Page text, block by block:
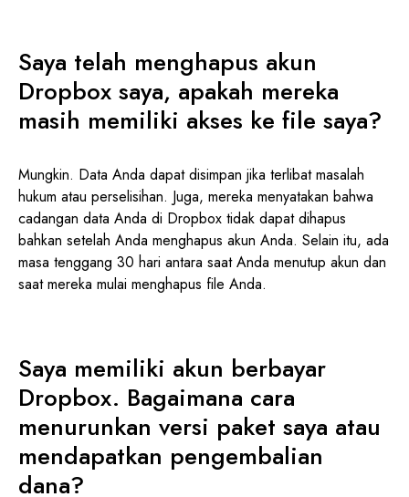
Saya telah menghapus akun
Dropbox saya, apakah mereka
masih memiliki akses ke file saya?
Mungkin. Data Anda dapat disimpan jika terlibat masalah
hukum atau perselisihan. Juga, mereka menyatakan bahwa
cadangan data Anda di Dropbox tidak dapat dihapus
bahkan setelah Anda menghapus akun Anda. Selain itu, ada
masa tenggang 30 hari antara saat Anda menutup akun dan
saat mereka mulai menghapus file Anda.
Saya memiliki akun berbayar
Dropbox. Bagaimana cara
menurunkan versi paket saya atau
mendapatkan pengembalian
dana?